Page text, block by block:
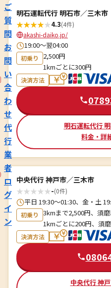
ご
質
問
お
問
い
合
わ
せ
代
行
業
者
ロ
グ
イ
ン
明石運転代行 明石市／三木市
★★★★★4.3(4件)
akashi-daiko.jp/
19:00〜翌04:00
初乗り
2,500円
1kmごとに300円
決済方法
明石運転代行
料金・詳
中央代行 神戸市／三木市
★★★★★-(0件)
平日 19:30〜01:30、金・土
初乗り
3kmまで2,500円、須
1kmごとに200円、須
決済方法
中央代行 神